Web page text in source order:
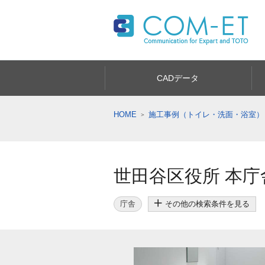
CADデータ
HOME 施工事例（トイレ・洗面・浴室）
世田谷区役所 本庁
庁舎 その他の検索条件を見る